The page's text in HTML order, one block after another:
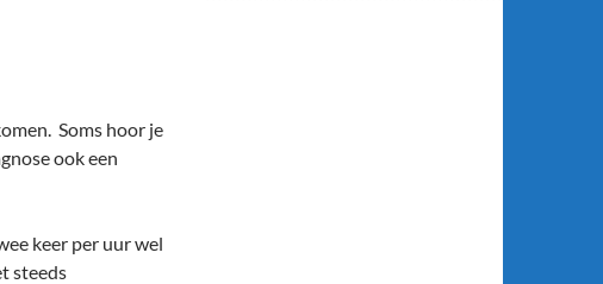
Soms hoor je
ook een
keer per uur wel
steeds